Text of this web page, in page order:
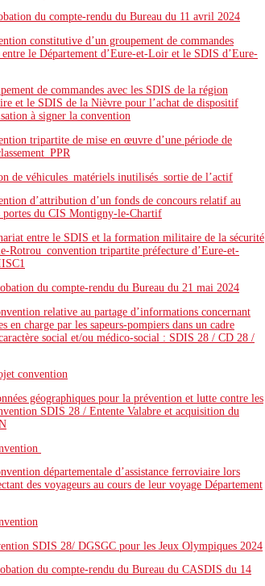
du compte-rendu du Bureau du 11 avril 2024
constitutive d’un groupement de commandes
le Département d’Eure-et-Loir et le SDIS d’Eure-
de commandes avec les SDIS de la région
et le SDIS de la Nièvre pour l’achat de dispositif
à signer la convention
tripartite de mise en œuvre d’une période de
de véhicules_matériels inutilisés_sortie de l’actif
d’attribution d’un fonds de concours relatif au
portes du CIS Montigny-le-Chartif
entre le SDIS et la formation militaire de la sécurité
Rotrou_convention tripartite préfecture d’Eure-et-
du compte-rendu du Bureau du 21 mai 2024
relative au partage d’informations concernant
en charge par les sapeurs-pompiers dans un cadre
social et/ou médico-social : SDIS 28 / CD 28 /
convention
géographiques pour la prévention et lutte contre les
SDIS 28 / Entente Valabre et acquisition du
départementale d’assistance ferroviaire lors
des voyageurs au cours de leur voyage Département
SDIS 28/ DGSGC pour les Jeux Olympiques 2024
du compte-rendu du Bureau du CASDIS du 14